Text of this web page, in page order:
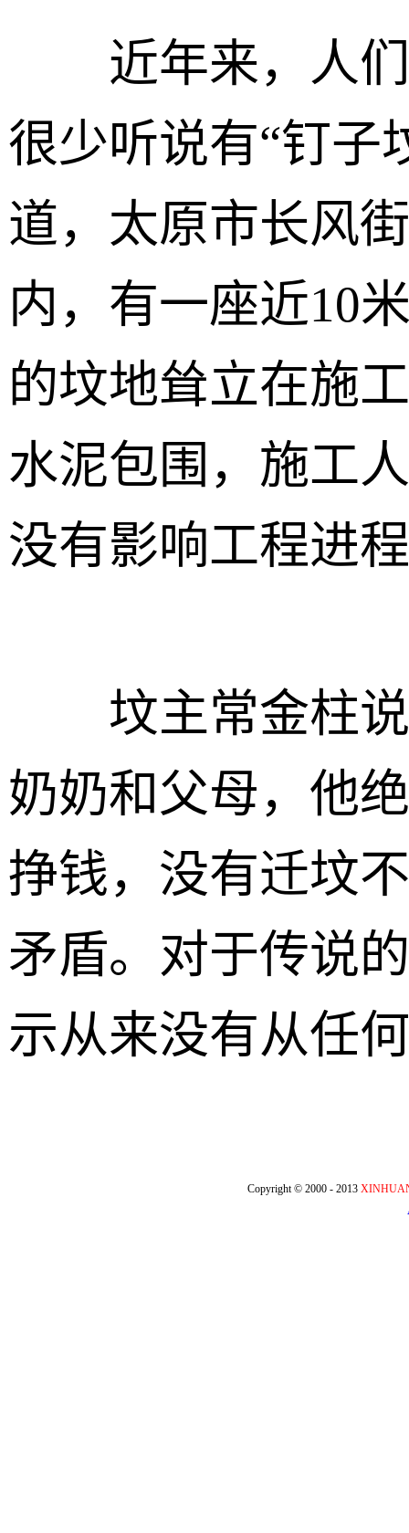
近年来，人们
很少听说有“钉子
道，太原市长风
内，有一座近10
的坟地耸立在施
水泥包围，施工
没有影响工程进
坟主常金柱说
奶奶和父母，他
挣钱，没有迁坟
矛盾。对于传说
示从来没有从任
Copyright © 2000 - 2013